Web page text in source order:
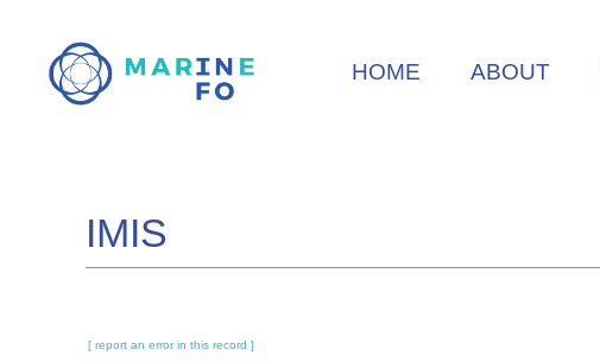
main
HOME ABOUT
IMIS
[ report an error in this record ]